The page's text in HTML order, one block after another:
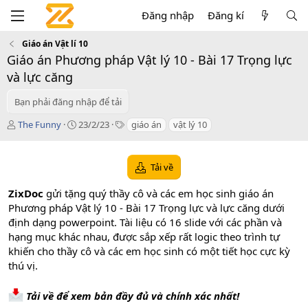
Đăng nhập Đăng kí
Giáo án Vật lí 10
Giáo án Phương pháp Vật lý 10 - Bài 17 Trọng lực
và lực căng
Bạn phải đăng nhập để tải
T
The Funny
C
o
n
d
a
23/2/23
T
s
giáo án vật lý 10
Tải về
ZixDoc gửi tặng quý thầy cô và các em học sinh giáo án
Phương pháp Vật lý 10 - Bài 17 Trọng lực và lực căng dưới
định dạng powerpoint. Tài liệu có 16 slide với các phần và
hạng mục khác nhau, được sắp xếp rất logic theo trình tự
khiến cho thầy cô và các em học sinh có một tiết học cực kỳ
thú vị.
Tải về để xem bản đầy đủ và chính xác nhất!